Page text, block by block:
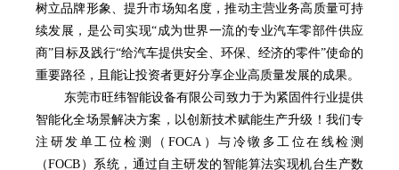
树立品牌形象、提升市场知名度，推动主营业务高质量可持
续发展，是公司实现“成为世界一流的专业汽车零部件供应
商”目标及践行“给汽车提供安全、环保、经济的零件”使命的
重要路径，且能让投资者更好分享企业高质量发展的成果。
东莞市旺纬智能设备有限公司致力于为紧固件行业提供
智能化全场景解决方案，以创新技术赋能生产升级！我们专
注研发单工位检测（FOCA）与冷镦多工位在线检测
（FOCB）系统，通过自主研发的智能算法实现机台生产数